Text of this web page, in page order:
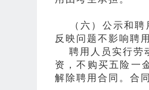
（六）公示和聘
反映问题不影响聘
聘用人员实行劳
资，不购买五险一
解除聘用合同。合